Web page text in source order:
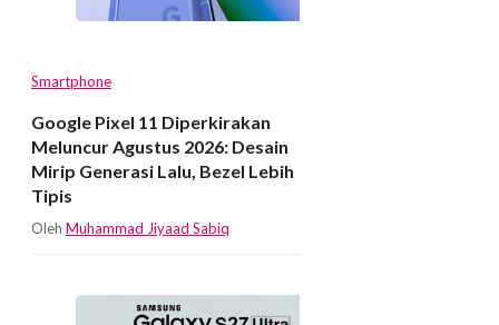
Smartphone
Google Pixel 11 Diperkirakan
Meluncur Agustus 2026: Desain
Mirip Generasi Lalu, Bezel Lebih
Tipis
Oleh Muhammad Jiyaad Sabiq